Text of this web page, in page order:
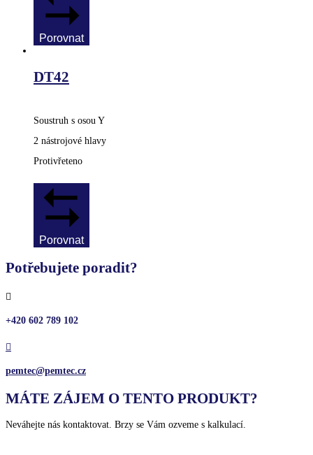
Porovnat
DT42
Soustruh s osou Y
2 nástrojové hlavy
Protivřeteno
Porovnat
Potřebujete poradit?

+420 602 789 102

pemtec@pemtec.cz
MÁTE ZÁJEM O TENTO PRODUKT?
Neváhejte nás kontaktovat. Brzy se Vám ozveme s kalkulací.